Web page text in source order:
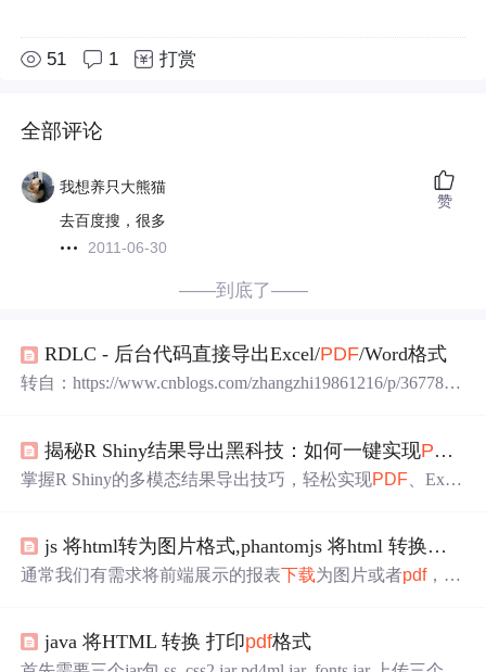
51 1 打赏
全部评论
我想养只大熊猫
去百度搜，很多
2011-06-30
赞
——到底了——
RDLC - 后台代码直接导出Excel/PDF/Word格式
转自：https://www.cnblogs.com/zhangzhi19861216/p/367789
件， 网上看了些资源，做个总结： 参考地址：https://forum
s.asp.net/t/1556522.aspx?RDLC+Export+direct...
揭秘R Shiny结果导出黑科技：如何一键实现PDF
掌握R Shiny的多模态结果导出技巧，轻松实现PDF 、Exce
用户体验。方法简单高效，值得收藏。
js 将html转为图片格式,phantomjs 将html 转换为图片或者
通常我们有需求将前端展示的报表下载为图片或者pdf，那
接我下载的是window版 phantomjs2.1.1将安装目录下的bin
目录添加到环境变量，这个在全局都可以使用phantomjs 命
java 将HTML 转换 打印pdf格式